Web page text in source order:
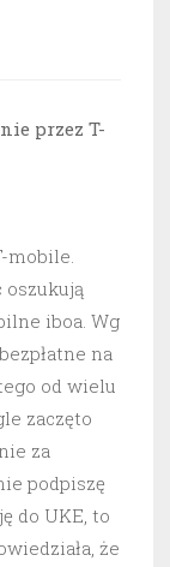
przez T-
mobile.
oszukują
iboa. Wg
na
od wielu
zaczęto
za
podpiszę
do UKE, to
że